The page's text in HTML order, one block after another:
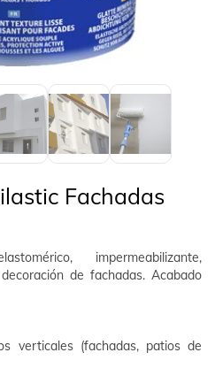
Fachadas
impermeabilizante,
de fachadas. Acabado
verticales (fachadas, patios de